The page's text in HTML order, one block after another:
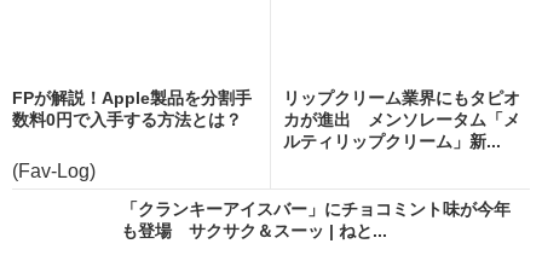
FPが解説！Apple製品を分割手
数料0円で入手する方法とは？
(Fav-Log)
リップクリーム業界にもタピオ
カが進出 メンソレータム「メ
ルティリップクリーム」新...
「クランキーアイスバー」にチョコミント味が今年
も登場 サクサク＆スーッ | ねと...